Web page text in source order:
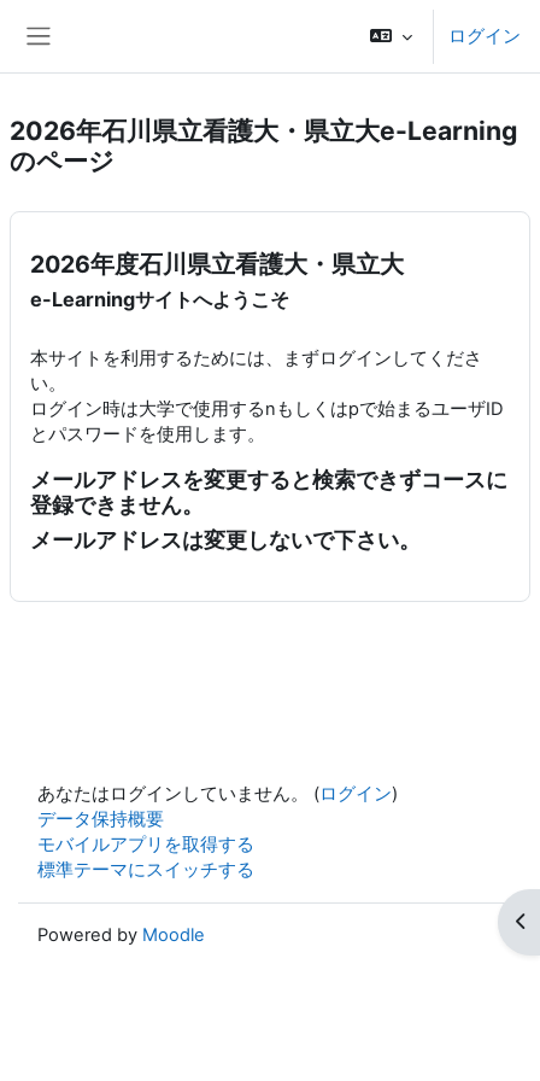
ログイン
ブ
2026年石川県立看護大・県立大e-Learning
のページ
2026年度石川県立看護大・県立大
e-Learningサイトへようこそ
本サイトを利用するためには、まずログインしてくださ
い。
ログイン時は大学で使用するnもしくはpで始まるユーザID
とパスワードを使用します。
メールアドレスを変更すると検索できずコースに
登録できません。
メールアドレスは変更しないで下さい。
あなたはログインしていません。 (ログイン)
データ保持概要
モバイルアプリを取得する
標準テーマにスイッチする
Powered by Moodle